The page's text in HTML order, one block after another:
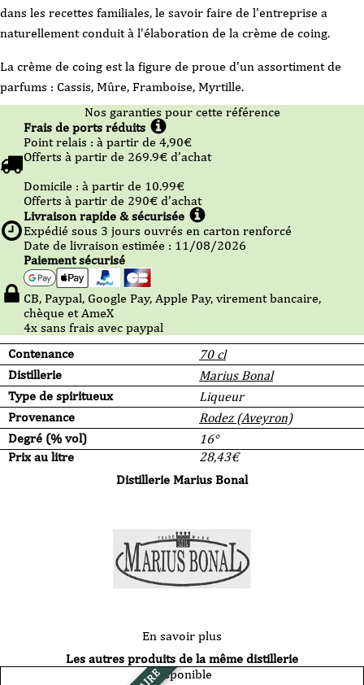
dans les recettes familiales, le savoir faire de l'entreprise a
naturellement conduit à l'élaboration de la crème de coing.
La crème de coing est la figure de proue d'un assortiment de
parfums : Cassis, Mûre, Framboise, Myrtille.
Contenance
70 cl
Distillerie
Marius Bonal
Type de spiritueux
Liqueur
Provenance
Rodez (Aveyron)
Degré (% vol)
16°
Prix au litre
28,43€
Nos garanties pour cette référence
Frais de ports réduits
Point relais : à partir de 4,90€
Offerts à partir de 269.9€ d’achat
Domicile : à partir de 10.99€
Offerts à partir de 290€ d’achat
Livraison rapide & sécurisée
Expédié sous 3 jours ouvrés en carton renforcé
Date de livraison estimée : 11/08/2026
Paiement sécurisé
CB, Paypal, Google Pay, Apple Pay, virement bancaire,
chèque et AmeX
4x sans frais avec paypal
Distillerie Marius Bonal
En savoir plus
Les autres produits de la même distillerie
Disponible